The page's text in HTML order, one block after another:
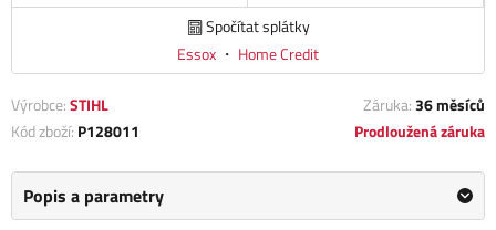
Spočítat splátky
Essox ・ Home Credit
Výrobce:STIHL Záruka:36 měsíců
Kód zboží: P128011 Prodloužená záruka
Popis a parametry